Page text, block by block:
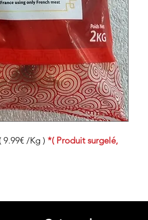
/Kg ) *( Produit surgelé,